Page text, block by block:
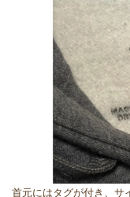
首元にはタグが付き、サ